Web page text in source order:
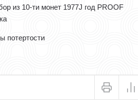
из 10-ти монет 1977J год PROOF
потертости